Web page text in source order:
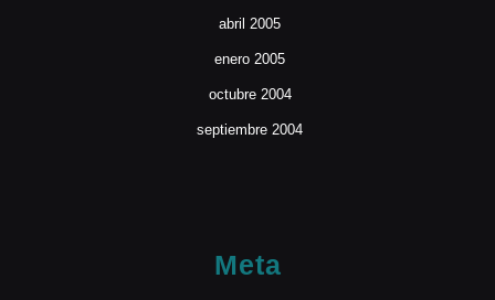
abril 2005
enero 2005
octubre 2004
septiembre 2004
Meta